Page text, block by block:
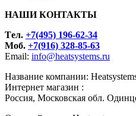
НАШИ КОНТАКТЫ
Tел. +7(495) 196-62-34
Моб. +7(916) 328-85-63
Email: info@heatsystems.ru
Название компании:
Интернет магазин :
Россия, Московская обл.